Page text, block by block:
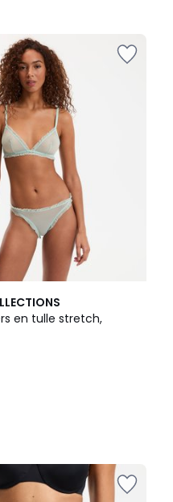
en tulle stretch,